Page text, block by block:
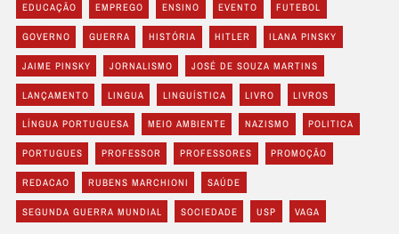
EDUCAÇÃO EMPREGO ENSINO EVENTO FUTEBOL
GOVERNO GUERRA HISTÓRIA HITLER ILANA PINSKY
JAIME PINSKY JORNALISMO JOSÉ DE SOUZA MARTINS
LANÇAMENTO LINGUA LINGUÍSTICA LIVRO LIVROS
LÍNGUA PORTUGUESA MEIO AMBIENTE NAZISMO POLITICA
PORTUGUES PROFESSOR PROFESSORES PROMOÇÃO
REDACAO RUBENS MARCHIONI SAÚDE
SEGUNDA GUERRA MUNDIAL SOCIEDADE USP VAGA